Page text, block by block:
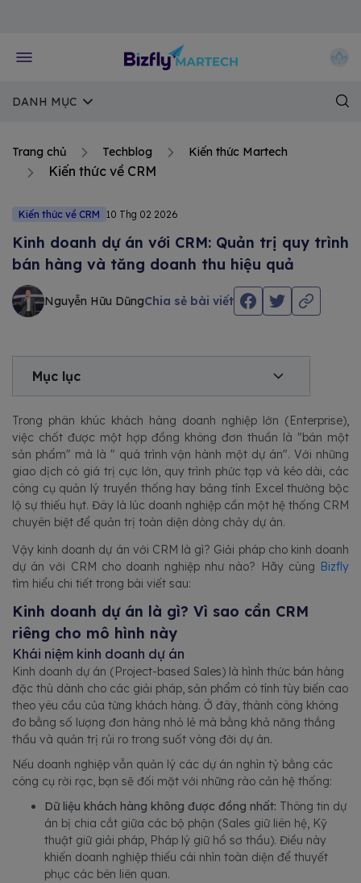
DANH MỤC
Trang chủ Techblog Kiến thức Martech
Kiến thức về CRM
Kiến thức về CRM 10 Thg 02 2026
Kinh doanh dự án với CRM: Quản trị quy trình
bán hàng và tăng doanh thu hiệu quả
Nguyễn Hữu DũngChia sẻ bài viết
Mục lục
Trong phân khúc khách hàng doanh nghiệp lớn (Enterprise),
việc chốt được một hợp đồng không đơn thuần là "bán một
sản phẩm" mà là " quá trình vận hành một dự án". Với những
giao dịch có giá trị cực lớn, quy trình phức tạp và kéo dài, các
công cụ quản lý truyền thống hay bảng tính Excel thường bộc
lộ sự thiếu hụt. Đây là lúc doanh nghiệp cần một hệ thống CRM
chuyên biệt để quản trị toàn diện dòng chảy dự án.
Vậy kinh doanh dự án với CRM là gì? Giải pháp cho kinh doanh
dự án với CRM cho doanh nghiệp như nào? Hãy cùng Bizfly
tìm hiểu chi tiết trong bài viết sau:
Kinh doanh dự án là gì? Vì sao cần CRM
riêng cho mô hình này
Khái niệm kinh doanh dự án
Kinh doanh dự án (Project-based Sales) là hình thức bán hàng
đặc thù dành cho các giải pháp, sản phẩm có tính tùy biến cao
theo yêu cầu của từng khách hàng. Ở đây, thành công không
đo bằng số lượng đơn hàng nhỏ lẻ mà bằng khả năng thắng
thầu và quản trị rủi ro trong suốt vòng đời dự án.
Nếu doanh nghiệp vẫn quản lý các dự án nghìn tỷ bằng các
công cụ rời rạc, bạn sẽ đối mặt với những rào cản hệ thống:
Dữ liệu khách hàng không được đồng nhất: Thông tin dự
án bị chia cắt giữa các bộ phận (Sales giữ liên hệ, Kỹ
thuật giữ giải pháp, Pháp lý giữ hồ sơ thầu). Điều này
khiến doanh nghiệp thiếu cái nhìn toàn diện để thuyết
phục các bên liên quan.